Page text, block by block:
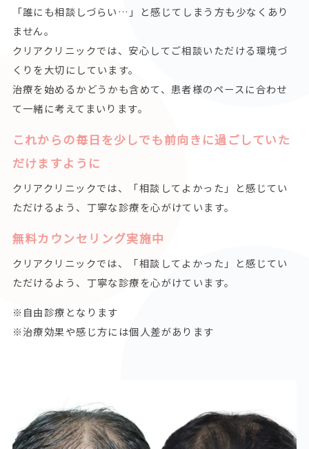
「誰にも相談しづらい…」と感じてしまう方も少なくあり
ません。
クリアクリニックでは、安心してご相談いただける環境づ
くりを大切にしています。
治療を始めるかどうかも含めて、患者様のペースに合わせ
て一緒に考えてまいります。
これからの毎日を少しでも前向きに過ごしていた
だけますように
クリアクリニックでは、「相談してよかった」と感じてい
ただけるよう、丁寧な診療を心がけています。
無料カウンセリング実施中
クリアクリニックでは、「相談してよかった」と感じてい
ただけるよう、丁寧な診療を心がけています。
※自由診療となります
※治療効果や感じ方には個人差があります